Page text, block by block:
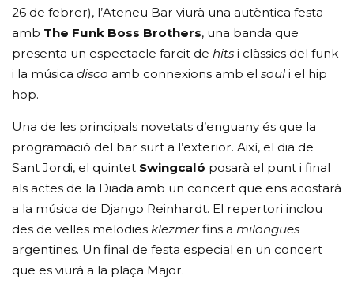
26 de febrer), l’Ateneu Bar viurà una autèntica festa
amb The Funk Boss Brothers, una banda que
presenta un espectacle farcit dehits i clàssics del funk
i la músicadisco amb connexions amb elsoul i el hip
hop.
Una de les principals novetats d’enguany és que la
programació del bar surt a l’exterior. Així, el dia de
Sant Jordi, el quintet Swingcaló posarà el punt i final
als actes de la Diada amb un concert que ens acostarà
a la música de Django Reinhardt. El repertori inclou
des de velles melodiesklezmerfins amilongues
argentines. Un final de festa especial en un concert
que es viurà a la plaça Major.